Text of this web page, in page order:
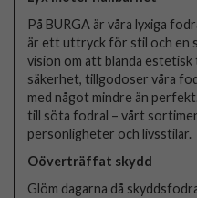
På BURGA är våra lyxiga
är ett uttryck för stil och en
vision om att blanda estetisk
säkerhet, tillgodoser våra
med något mindre än
till söta fodral – vårt
personligheter och livsstilar.
Oöverträffat skydd
Glöm dagarna då